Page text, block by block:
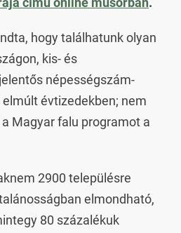
hogy találhatunk olyan
kis- és
népességszám-
évtizedekben; nem
Magyar falu programot a
2900 településre
elmondható,
80 százalékuk